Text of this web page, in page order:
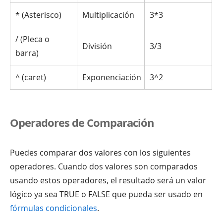
* (Asterisco) Multiplicación 3*3
/ (Pleca o
barra)
División 3/3
^ (caret) Exponenciación 3^2
Operadores de Comparación
Puedes comparar dos valores con los siguientes
operadores. Cuando dos valores son comparados
usando estos operadores, el resultado será un valor
lógico ya sea TRUE o FALSE que pueda ser usado en
fórmulas condicionales.